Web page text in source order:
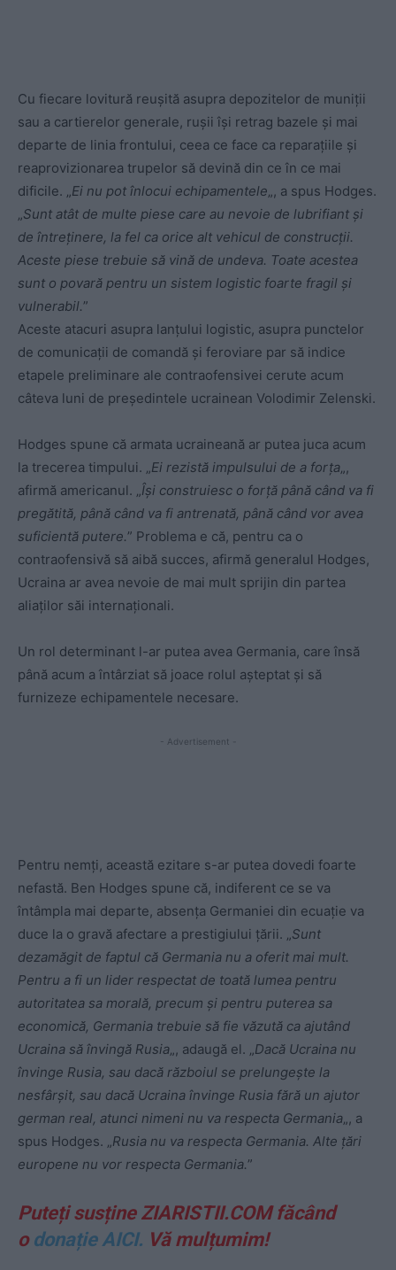
Cu fiecare lovitură reușită asupra depozitelor de muniții
sau a cartierelor generale, rușii își retrag bazele și mai
departe de linia frontului, ceea ce face ca reparațiile și
reaprovizionarea trupelor să devină din ce în ce mai
dificile. „Ei nu pot înlocui echipamentele„, a spus Hodges.
„Sunt atât de multe piese care au nevoie de lubrifiant și
de întreținere, la fel ca orice alt vehicul de construcții.
Aceste piese trebuie să vină de undeva. Toate acestea
sunt o povară pentru un sistem logistic foarte fragil și
vulnerabil.”
Aceste atacuri asupra lanțului logistic, asupra punctelor
de comunicații de comandă și feroviare par să indice
etapele preliminare ale contraofensivei cerute acum
câteva luni de președintele ucrainean Volodimir Zelenski.
Hodges spune că armata ucraineană ar putea juca acum
la trecerea timpului. „Ei rezistă impulsului de a forța„,
afirmă americanul. „Își construiesc o forță până când va fi
pregătită, până când va fi antrenată, până când vor avea
suficientă putere.” Problema e că, pentru ca o
contraofensivă să aibă succes, afirmă generalul Hodges,
Ucraina ar avea nevoie de mai mult sprijin din partea
aliaților săi internaționali.
Un rol determinant l-ar putea avea Germania, care însă
până acum a întârziat să joace rolul așteptat și să
furnizeze echipamentele necesare.
- Advertisement -
Pentru nemți, această ezitare s-ar putea dovedi foarte
nefastă. Ben Hodges spune că, indiferent ce se va
întâmpla mai departe, absența Germaniei din ecuație va
duce la o gravă afectare a prestigiului țării. „Sunt
dezamăgit de faptul că Germania nu a oferit mai mult.
Pentru a fi un lider respectat de toată lumea pentru
autoritatea sa morală, precum și pentru puterea sa
economică, Germania trebuie să fie văzută ca ajutând
Ucraina să învingă Rusia„, adaugă el. „Dacă Ucraina nu
învinge Rusia, sau dacă războiul se prelungește la
nesfârșit, sau dacă Ucraina învinge Rusia fără un ajutor
german real, atunci nimeni nu va respecta Germania„, a
spus Hodges. „Rusia nu va respecta Germania. Alte țări
europene nu vor respecta Germania.”
Puteți susține ZIARISTII.COM făcând
o donație AICI. Vă mulțumim!